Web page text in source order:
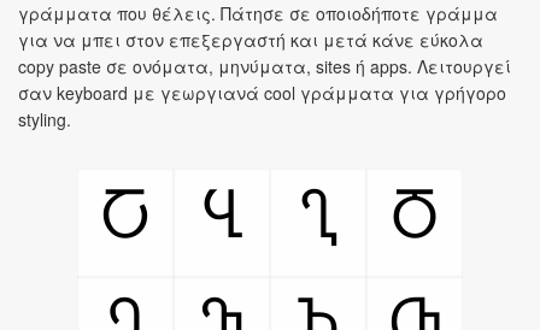
γράμματα που θέλεις. Πάτησε σε οποιοδήποτε γράμμα
για να μπει στον επεξεργαστή και μετά κάνε εύκολα
copy paste σε ονόματα, μηνύματα, sites ή apps. Λειτουργεί
σαν keyboard με γεωργιανά cool γράμματα για γρήγορο
styling.
Ⴀ Ⴁ Ⴂ
Ⴃ